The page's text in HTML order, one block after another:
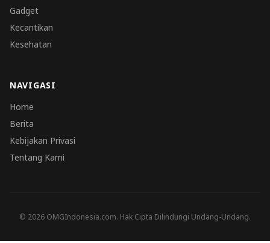
Gadget
Kecantikan
Kesehatan
NAVIGASI
Home
Berita
Kebijakan Privasi
Tentang Kami
© 2026 OMGIndonesia.com. Hak Cipta Dilindungi Undang-Undang.